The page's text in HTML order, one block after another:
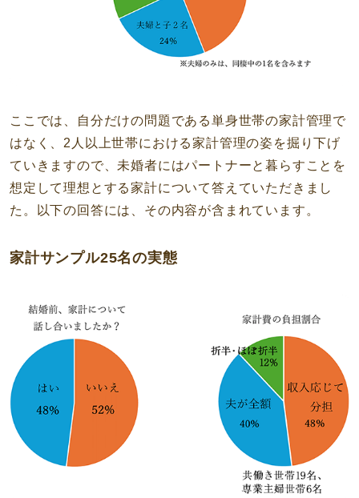
ここでは、自分だけの問題である単身世帯の家計管理で
はなく、2人以上世帯における家計管理の姿を掘り下げ
ていきますので、未婚者にはパートナーと暮らすことを
想定して理想とする家計について答えていただきまし
た。以下の回答には、その内容が含まれています。
家計サンプル25名の実態